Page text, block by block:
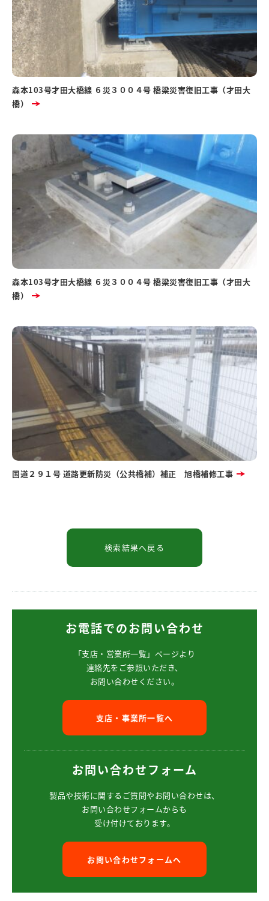
森本103号才田大橋線 ６災３００４号 橋梁災害復旧工事（才田大
橋）
森本103号才田大橋線 ６災３００４号 橋梁災害復旧工事（才田大
橋）
国道２９１号 道路更新防災（公共橋補）補正 旭橋補修工事
お電話でのお問い合わせ
「支店・営業所一覧」ページより
連絡先をご参照いただき、
お問い合わせください。
支店・事業所一覧へ
お問い合わせフォーム
製品や技術に関するご質問やお問い合わせは、
お問い合わせフォームからも
受け付けております。
お問い合わせフォームへ